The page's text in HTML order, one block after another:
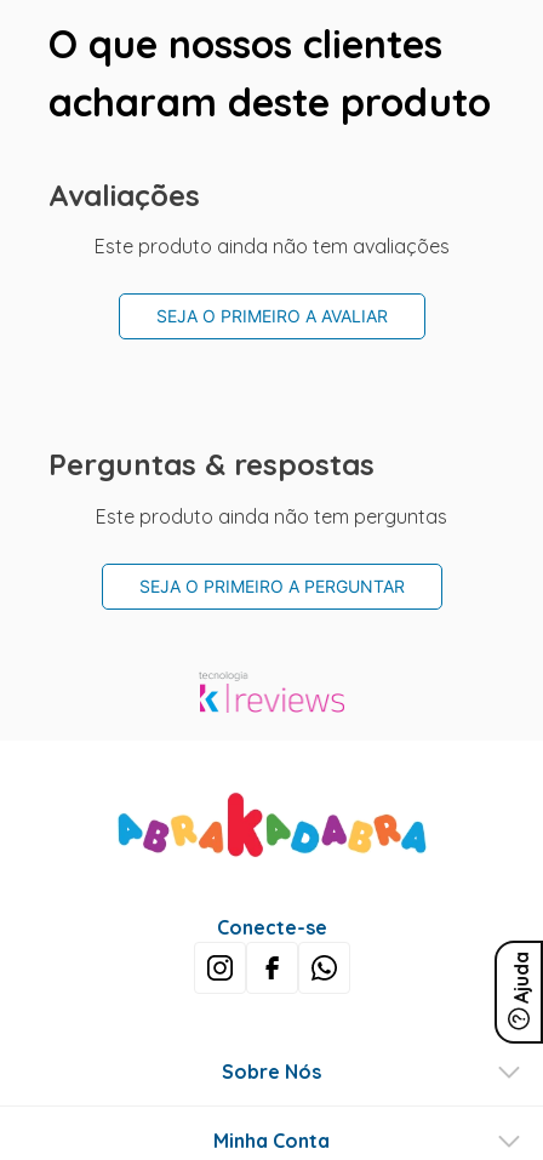
O que nossos clientes
acharam deste produto
Avaliações
Este produto ainda não tem avaliações
SEJA O PRIMEIRO A AVALIAR
Perguntas & respostas
Este produto ainda não tem perguntas
SEJA O PRIMEIRO A PERGUNTAR
Ajuda
Conecte-se
Sobre Nós
Minha Conta